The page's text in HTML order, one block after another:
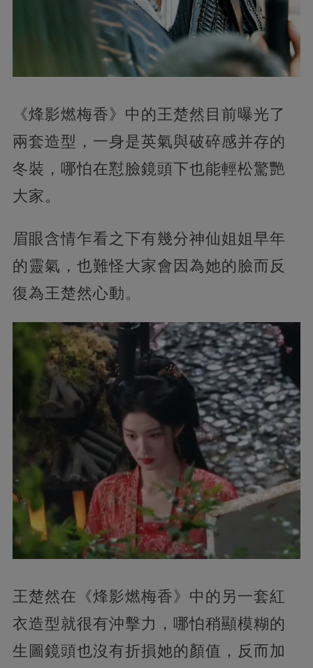
《烽影燃梅香》中的王楚然目前曝光了
兩套造型，一身是英氣與破碎感并存的
冬裝，哪怕在懟臉鏡頭下也能輕松驚艷
大家。
眉眼含情乍看之下有幾分神仙姐姐早年
的靈氣，也難怪大家會因為她的臉而反
復為王楚然心動。
王楚然在《烽影燃梅香》中的另一套紅
衣造型就很有沖擊力，哪怕稍顯模糊的
生圖鏡頭也沒有折損她的顏值，反而加